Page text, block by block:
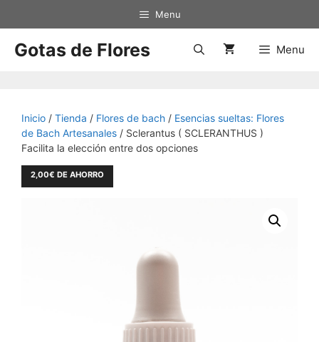
Menu
Gotas de Flores Menu
Inicio / Tienda / Flores de bach / Esencias sueltas: Flores
de Bach Artesanales / Sclerantus ( SCLERANTHUS )
Facilita la elección entre dos opciones
2,00€ DE AHORRO